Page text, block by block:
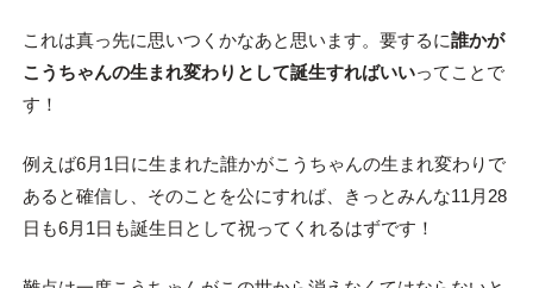
これは真っ先に思いつくかなあと思います。要するに誰かが
こうちゃんの生まれ変わりとして誕生すればいいってことで
す！
例えば6月1日に生まれた誰かがこうちゃんの生まれ変わりで
あると確信し、そのことを公にすれば、きっとみんな11月28
日も6月1日も誕生日として祝ってくれるはずです！